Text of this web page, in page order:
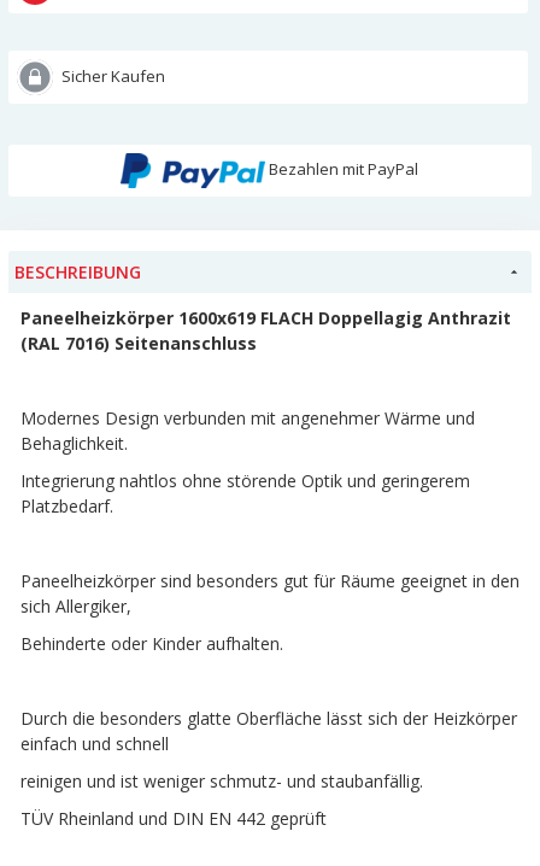
Sicher Kaufen
Bezahlen mit PayPal
BESCHREIBUNG
Paneelheizkörper 1600x619 FLACH Doppellagig Anthrazit
(RAL 7016) Seitenanschluss
Modernes Design verbunden mit angenehmer Wärme und
Behaglichkeit.
Integrierung nahtlos ohne störende Optik und geringerem
Platzbedarf.
Paneelheizkörper sind besonders gut für Räume geeignet in den
sich Allergiker,
Behinderte oder Kinder aufhalten.
Durch die besonders glatte Oberfläche lässt sich der Heizkörper
einfach und schnell
reinigen und ist weniger schmutz- und staubanfällig.
TÜV Rheinland und DIN EN 442 geprüft